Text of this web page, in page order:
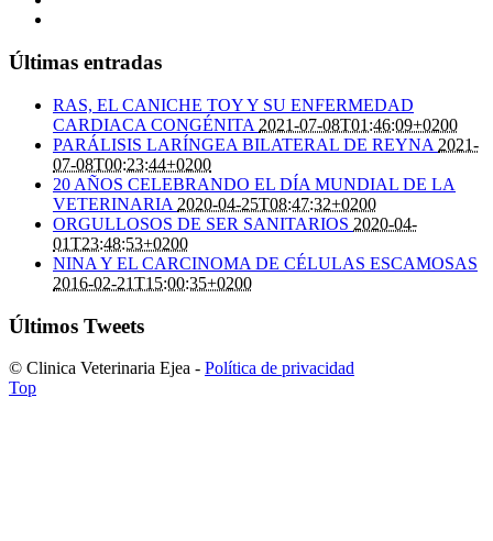
Últimas entradas
RAS, EL CANICHE TOY Y SU ENFERMEDAD
CARDIACA CONGÉNITA 2021-07-08T01:46:09+0200
PARÁLISIS LARÍNGEA BILATERAL DE REYNA 2021-
07-08T00:23:44+0200
20 AÑOS CELEBRANDO EL DÍA MUNDIAL DE LA
VETERINARIA 2020-04-25T08:47:32+0200
ORGULLOSOS DE SER SANITARIOS 2020-04-
01T23:48:53+0200
NINA Y EL CARCINOMA DE CÉLULAS ESCAMOSAS
2016-02-21T15:00:35+0200
Últimos Tweets
© Clinica Veterinaria Ejea - Política de privacidad
Top